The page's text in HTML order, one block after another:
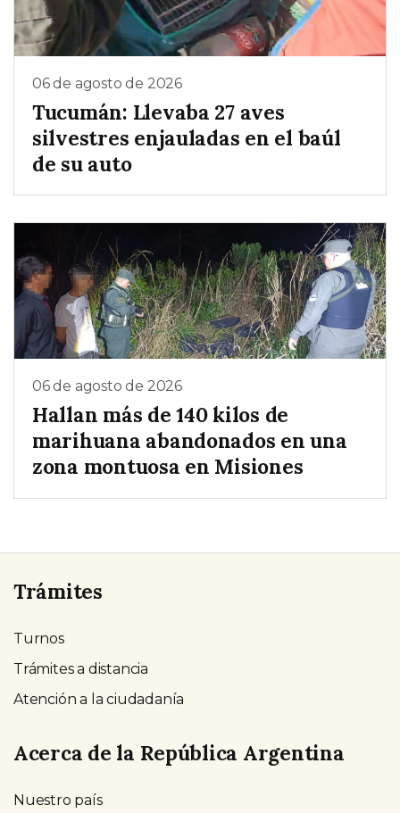
06 de agosto de 2026
Tucumán: Llevaba 27 aves
silvestres enjauladas en el baúl
de su auto
06 de agosto de 2026
Hallan más de 140 kilos de
marihuana abandonados en una
zona montuosa en Misiones
Trámites
Turnos
Trámites a distancia
Atención a la ciudadanía
Acerca de la República Argentina
Nuestro país